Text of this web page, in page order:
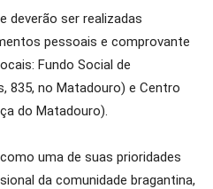
deverão ser realizadas
pessoais e comprovante
Fundo Social de
835, no Matadouro) e Centro
do Matadouro).
uma de suas prioridades
da comunidade bragantina,